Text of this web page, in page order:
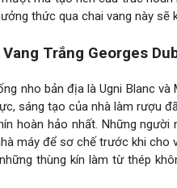
thức qua chai vang này sẽ
Trắng Georges
nho bản địa là Ugni Blanc
sáng tạo của nhà làm rượu
hoàn hảo nhất. Những
máy để sơ chế trước khi cho
thùng kín làm từ thép